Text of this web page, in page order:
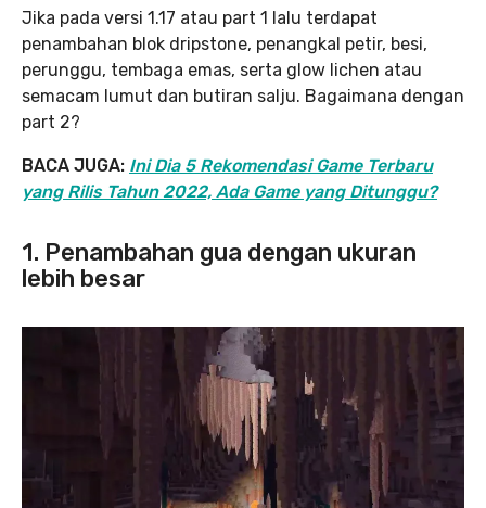
Jika pada versi 1.17 atau part 1 lalu terdapat
penambahan blok dripstone, penangkal petir, besi,
perunggu, tembaga emas, serta glow lichen atau
semacam lumut dan butiran salju. Bagaimana dengan
part 2?
BACA JUGA: Ini Dia 5 Rekomendasi Game Terbaru
yang Rilis Tahun 2022, Ada Game yang Ditunggu?
1. Penambahan gua dengan ukuran
lebih besar